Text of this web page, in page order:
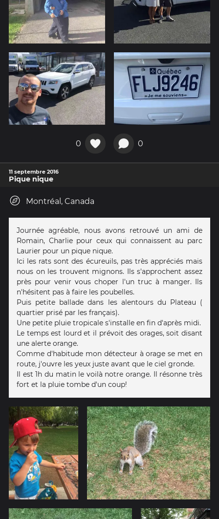
0 0
11 septembre 2016
Pique nique
Montréal, Canada
Journée agréable, nous avons retrouvé un ami de
Romain, Charlie pour ceux qui connaissent au parc
Laurier pour un pique nique.
Ici les rats sont des écureuils, pas très appréciés mais
nous on les trouvent mignons. Ils s'approchent assez
près pour venir vous choper l'un truc à manger. Ils
n'hésitent pas à faire les poubelles.
Puis petite ballade dans les alentours du Plateau (
quartier prisé par les français).
Une petite pluie tropicale s'installe en fin d'après midi.
Le temps est lourd et il prévoit des orages, soit disant
une alerte orange.
Comme d'habitude mon détecteur à orage se met en
route, j'ouvre les yeux juste avant que le ciel gronde.
Il est 1h du matin le voilà notre orange. Il résonne très
fort et la pluie tombe d'un coup!